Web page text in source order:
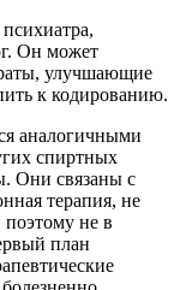
Он может
улучшающие
к кодированию.
аналогичными
спиртных
Они связаны с
терапия, не
поэтому не в
план